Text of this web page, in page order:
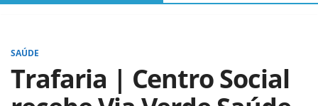
SAÚDE
Trafaria | Centro Social